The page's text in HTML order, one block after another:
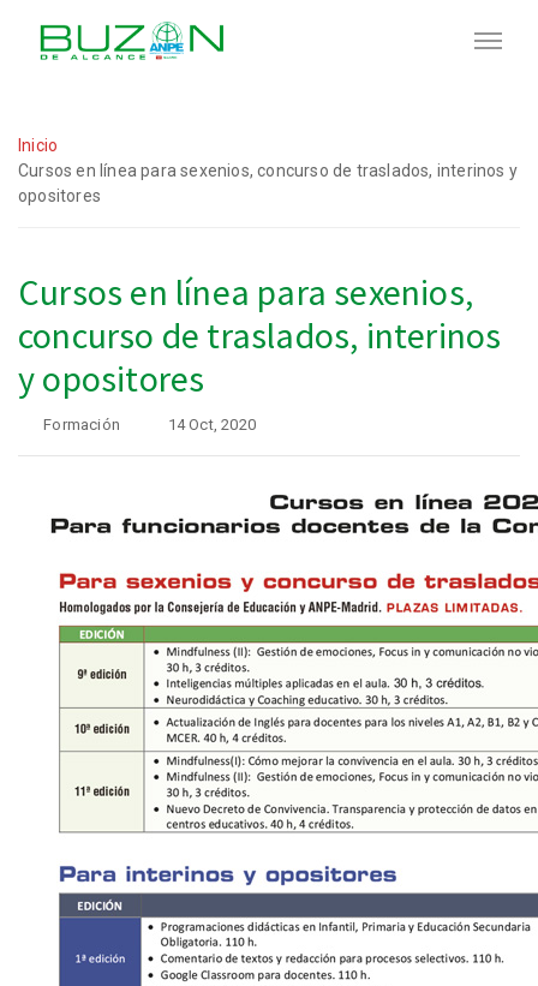
Inicio
Cursos en línea para sexenios, concurso de traslados, interinos y
opositores
Cursos en línea para sexenios,
concurso de traslados, interinos
y opositores
Formación 14 Oct, 2020